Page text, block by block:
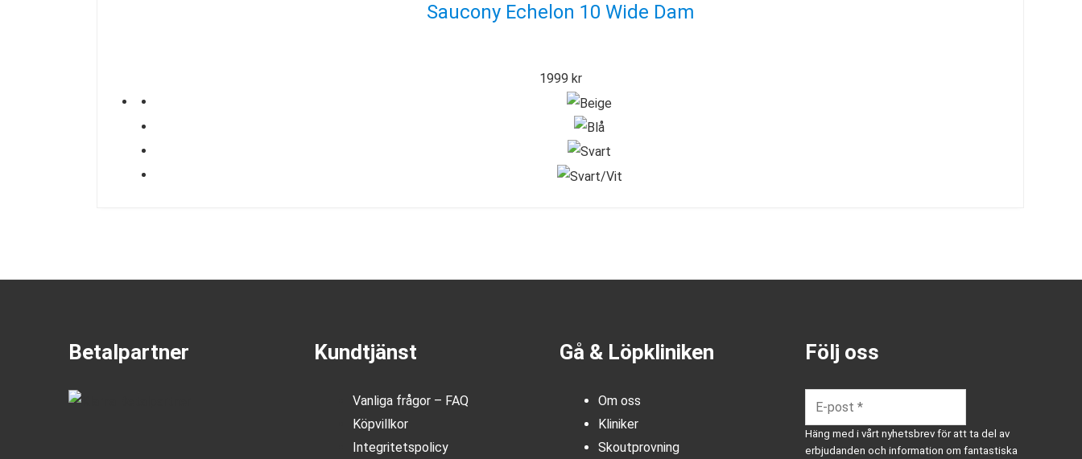
Saucony Echelon 10 Wide Dam
1999 kr
Betalpartner Kundtjänst
Vanliga frågor – FAQ
Köpvillkor
Integritetspolicy
Gå & Löpkliniken
Om oss
Kliniker
Skoutprovning
Följ oss
Häng med i vårt nyhetsbrev för att ta del av
erbjudanden och information om fantastiska